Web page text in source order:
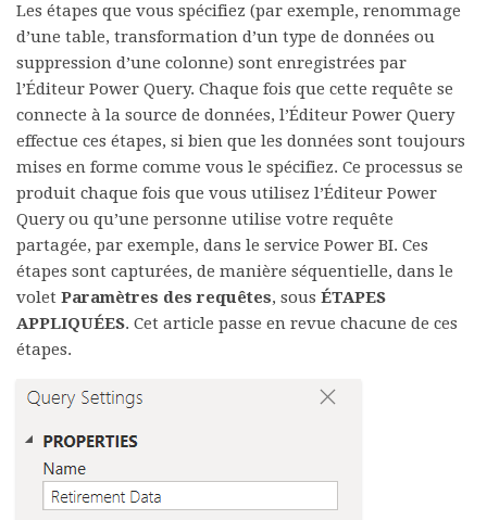
Les étapes que vous spécifiez (par exemple, renommage
d’une table, transformation d’un type de données ou
suppression d’une colonne) sont enregistrées par
l’Éditeur Power Query. Chaque fois que cette requête se
connecte à la source de données, l’Éditeur Power Query
effectue ces étapes, si bien que les données sont toujours
mises en forme comme vous le spécifiez. Ce processus se
produit chaque fois que vous utilisez l’Éditeur Power
Query ou qu’une personne utilise votre requête
partagée, par exemple, dans le service Power BI. Ces
étapes sont capturées, de manière séquentielle, dans le
volet Paramètres des requêtes, sous ÉTAPES
APPLIQUÉES. Cet article passe en revue chacune de ces
étapes.